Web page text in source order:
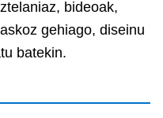
bideoak,
gehiago, diseinu
batekin.